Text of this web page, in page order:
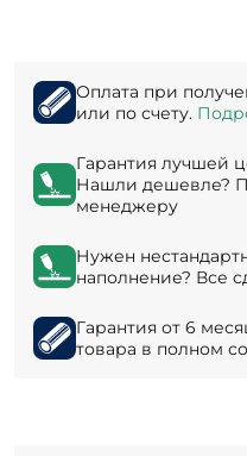
Оплата при
или по счету.
Гарантия лучшей
Нашли дешевле?
менеджеру
Нужен
наполнение? Все
Гарантия от 6
товара в полном